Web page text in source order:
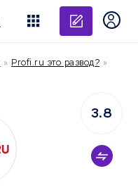
» Profi.ru это развод? »
3.8